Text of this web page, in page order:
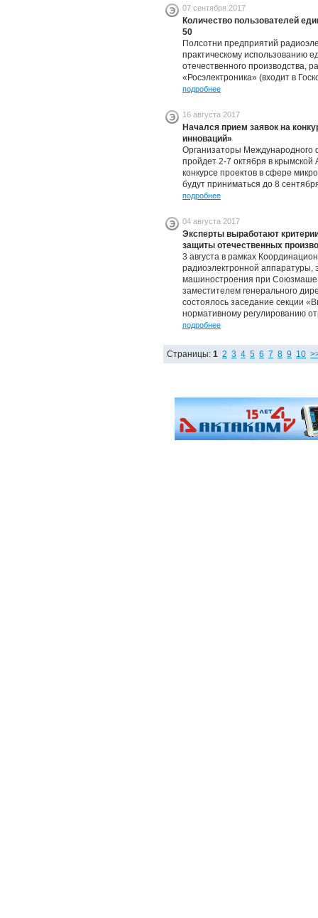
07 сентября 2017
Количество пользователей
50
Полсотни предприятий
практическому использованию
отечественного производства,
«Росэлектроника» (входит в
подробнее
16 августа 2017
Начался прием заявок на
инноваций»
Организаторы Международного
пройдет 2-7 октября в крымской
конкурсе проектов в сфере
будут приниматься до 8
подробнее
04 августа 2017
Эксперты выработают
защиты отечественных
3 августа в рамках
радиоэлектронной аппаратуры,
машиностроения при Союзмаше
заместителем генерального
состоялось заседание секции
нормативному регулированию
подробнее
Страницы: 1 2 3 4 5 6 7 8 9 10